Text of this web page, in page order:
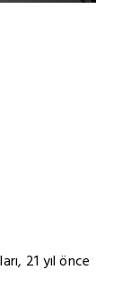
21 yıl önce